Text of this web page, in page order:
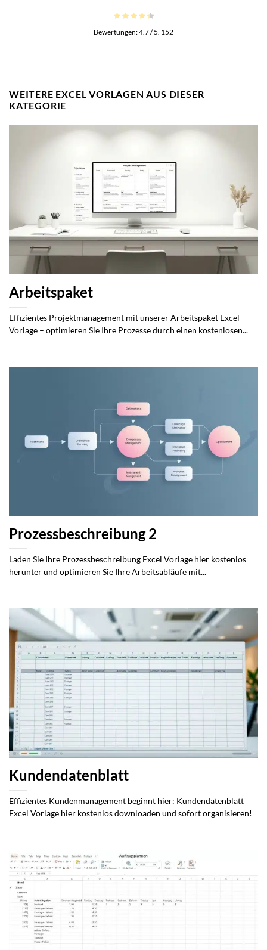
Bewertungen:4.7/ 5. 152
WEITERE EXCEL VORLAGEN AUS DIESER
KATEGORIE
Arbeitspaket
Effizientes Projektmanagement mit unserer Arbeitspaket Excel
Vorlage – optimieren Sie Ihre Prozesse durch einen kostenlosen...
Prozessbeschreibung 2
Laden Sie Ihre Prozessbeschreibung Excel Vorlage hier kostenlos
herunter und optimieren Sie Ihre Arbeitsabläufe mit...
Kundendatenblatt
Effizientes Kundenmanagement beginnt hier: Kundendatenblatt
Excel Vorlage hier kostenlos downloaden und sofort organisieren!